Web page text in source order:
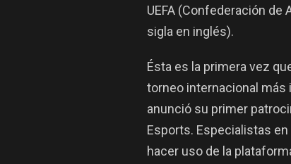
UEFA (Confederación
sigla en inglés).
Ésta es la primera vez
torneo internacional más
anunció su primer
Esports. Especialistas
hacer uso de la